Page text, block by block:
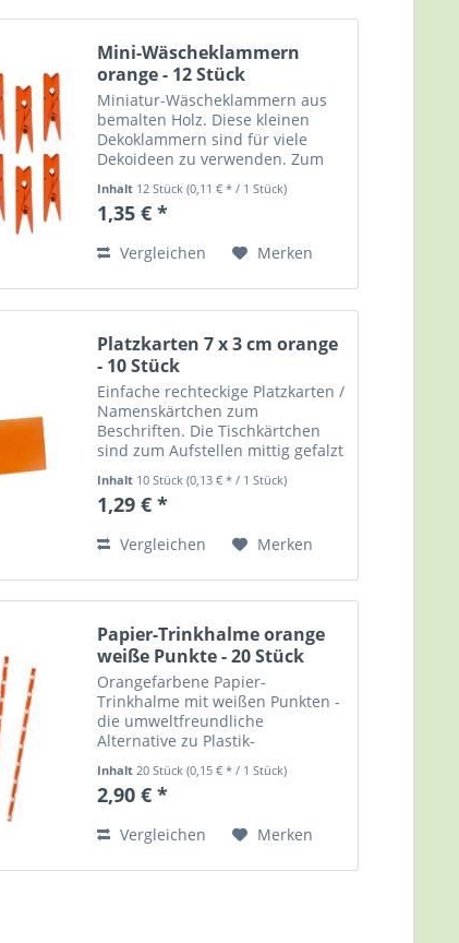
Mini-Wäscheklammern
orange - 12 Stück
Miniatur-Wäscheklammern aus
bemalten Holz. Diese kleinen
Dekoklammern sind für viele
Dekoideen zu verwenden. Zum
Namenskärtchen, Platzkarten und
Tischkarten an Tellern, Bechern,
Inhalt 12 Stück(0,11 € * / 1 Stück)
1,35 € *
Vergleichen Merken
Platzkarten 7 x 3 cm orange
- 10 Stück
Einfache rechteckige Platzkarten /
Namenskärtchen zum
Beschriften. Die Tischkärtchen
sind zum Aufstellen mittig gefalzt
verschiedensten Gelegenheiten
und Feste wie Geburtstagsfeiern,
Inhalt 10 Stück(0,13 € * / 1 Stück)
1,29 € *
Vergleichen Merken
Papier-Trinkhalme orange
weiße Punkte - 20 Stück
Orangefarbene Papier-
Trinkhalme mit weißen Punkten -
die umweltfreundliche
Alternative zu Plastik-
abbaubar und kompostierbar.
Packung mit 20 Trinkhalme, je ca.
Hop - Dein...
Inhalt20 Stück(0,15 € * / 1 Stück)
2,90 € *
Vergleichen Merken